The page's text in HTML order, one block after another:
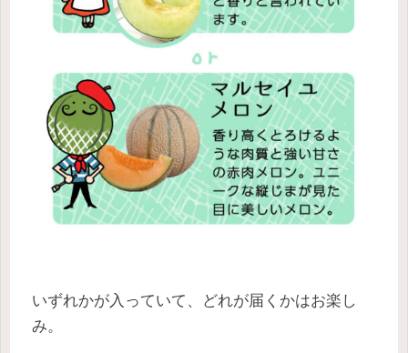
いずれかが入っていて、どれが届くかはお楽し
み。